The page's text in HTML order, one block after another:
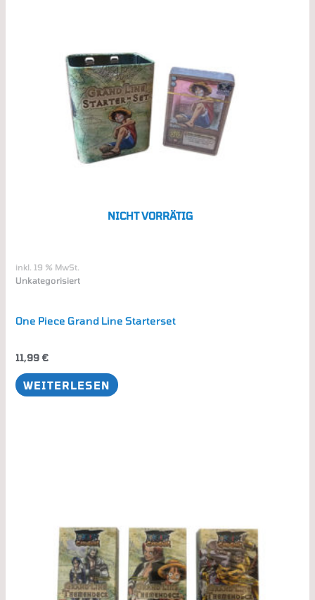
NICHT VORRÄTIG
inkl. 19 % MwSt.
Unkategorisiert
One Piece Grand Line Starterset
11,99 €
WEITERLESEN